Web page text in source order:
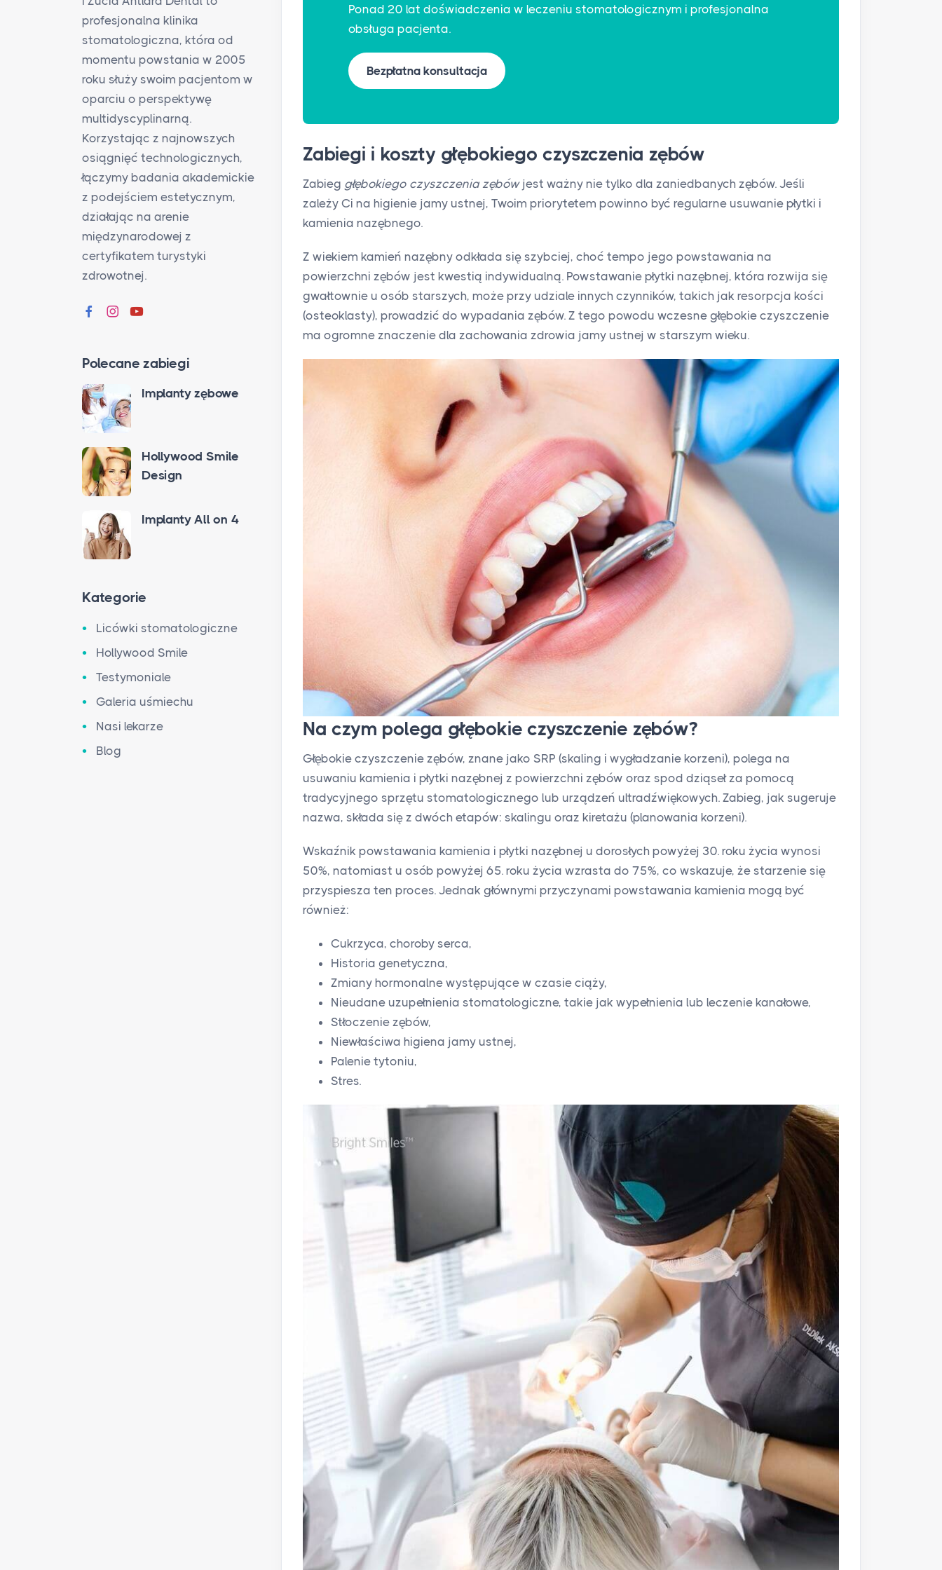
Ponad 20 lat doświadczenia w leczeniu stomatologicznym i profesjonalna
obsługa pacjenta.
Bezpłatna konsultacja
Zabiegi i koszty głębokiego czyszczenia zębów
Zabieg głębokiego czyszczenia zębówjest ważny nie tylko dla zaniedbanych zębów. Jeśli
zależy Ci na higienie jamy ustnej, Twoim priorytetem powinno być regularne usuwanie płytki i
kamienia nazębnego.
Z wiekiem kamień nazębny odkłada się szybciej, choć tempo jego powstawania na
powierzchni zębów jest kwestią indywidualną. Powstawanie płytki nazębnej, która rozwija się
gwałtownie u osób starszych, może przy udziale innych czynników, takich jak resorpcja kości
(osteoklasty), prowadzić do wypadania zębów. Z tego powodu wczesne głębokie czyszczenie
ma ogromne znaczenie dla zachowania zdrowia jamy ustnej w starszym wieku.
Na czym polega głębokie czyszczenie zębów?
Głębokie czyszczenie zębów, znane jako SRP (skaling i wygładzanie korzeni), polega na
usuwaniu kamienia i płytki nazębnej z powierzchni zębów oraz spod dziąseł za pomocą
tradycyjnego sprzętu stomatologicznego lub urządzeń ultradźwiękowych. Zabieg, jak sugeruje
nazwa, składa się z dwóch etapów: skalingu oraz kiretażu (planowania korzeni).
Wskaźnik powstawania kamienia i płytki nazębnej u dorosłych powyżej 30. roku życia wynosi
50%, natomiast u osób powyżej 65. roku życia wzrasta do 75%, co wskazuje, że starzenie się
przyspiesza ten proces. Jednak głównymi przyczynami powstawania kamienia mogą być
również:
Cukrzyca, choroby serca,
Historia genetyczna,
Zmiany hormonalne występujące w czasie ciąży,
Nieudane uzupełnienia stomatologiczne, takie jak wypełnienia lub leczenie kanałowe,
Stłoczenie zębów,
Niewłaściwa higiena jamy ustnej,
Palenie tytoniu,
Stres.
profesjonalna klinika
stomatologiczna, która od
momentu powstania w 2005
roku służy swoim pacjentom w
oparciu o perspektywę
multidyscyplinarną.
Korzystając z najnowszych
osiągnięć technologicznych,
łączymy badania akademickie
z podejściem estetycznym,
działając na arenie
międzynarodowej z
certyfikatem turystyki
zdrowotnej.
Polecane zabiegi
Implanty zębowe
Hollywood Smile
Design
Implanty All on 4
Kategorie
Licówki stomatologiczne
Hollywood Smile
Testymoniale
Galeria uśmiechu
Nasi lekarze
Blog